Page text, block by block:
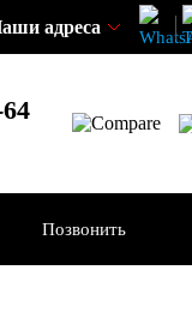
адреса
Позвонить